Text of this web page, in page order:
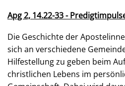
Apg 2, 14.22-33 -
Die Geschichte der
sich an verschiedene
Hilfestellung zu geben beim
christlichen Lebens im